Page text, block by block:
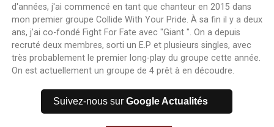
d'années, j'ai commencé en tant que chanteur en 2015 dans
mon premier groupe Collide With Your Pride. À sa fin il y a deux
ans, j'ai co-fondé Fight For Fate avec "Giant ". On a depuis
recruté deux membres, sorti un E.P et plusieurs singles, avec
très probablement le premier long-play du groupe cette année.
On est actuellement un groupe de 4 prêt à en découdre.
Suivez-nous surGoogle Actualités